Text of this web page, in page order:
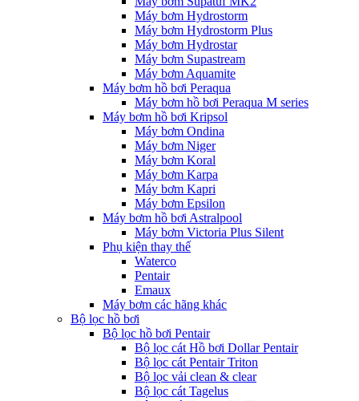
Máy bơm Hydrostorm
Máy bơm Hydrostorm Plus
Máy bơm Hydrostar
Máy bơm Supastream
Máy bơm Aquamite
Máy bơm hồ bơi Peraqua
Máy bơm hồ bơi Peraqua M series
Máy bơm hồ bơi Kripsol
Máy bơm Ondina
Máy bơm Niger
Máy bơm Koral
Máy bơm Karpa
Máy bơm Kapri
Máy bơm Epsilon
Máy bơm hồ bơi Astralpool
Máy bơm Victoria Plus Silent
Phụ kiện thay thế
Waterco
Pentair
Emaux
Máy bơm các hãng khác
Bộ lọc hồ bơi
Bộ lọc hồ bơi Pentair
Bộ lọc cát Hồ bơi Dollar Pentair
Bộ lọc cát Pentair Triton
Bộ lọc vải clean & clear
Bộ lọc cát Tagelus